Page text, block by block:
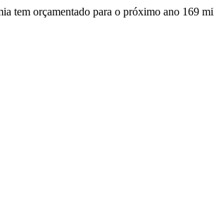
tem orçamentado para o próximo ano 169